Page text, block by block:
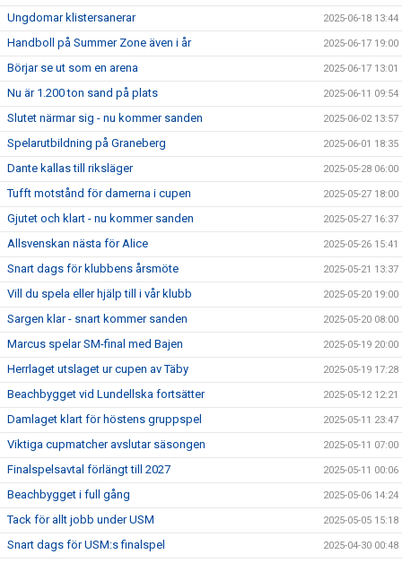
Ungdomar klistersanerar 2025-06-18 13:44
Handboll på Summer Zone även i år 2025-06-17 19:00
Börjar se ut som en arena 2025-06-17 13:01
Nu är 1.200 ton sand på plats 2025-06-11 09:54
Slutet närmar sig - nu kommer sanden 2025-06-02 13:57
Spelarutbildning på Graneberg 2025-06-01 18:35
Dante kallas till riksläger 2025-05-28 06:00
Tufft motstånd för damerna i cupen 2025-05-27 18:00
Gjutet och klart - nu kommer sanden 2025-05-27 16:37
Allsvenskan nästa för Alice 2025-05-26 15:41
Snart dags för klubbens årsmöte 2025-05-21 13:37
Vill du spela eller hjälp till i vår klubb 2025-05-20 19:00
Sargen klar - snart kommer sanden 2025-05-20 08:00
Marcus spelar SM-final med Bajen 2025-05-19 20:00
Herrlaget utslaget ur cupen av Täby 2025-05-19 17:28
Beachbygget vid Lundellska fortsätter 2025-05-12 12:21
Damlaget klart för höstens gruppspel 2025-05-11 23:47
Viktiga cupmatcher avslutar säsongen 2025-05-11 07:00
Finalspelsavtal förlängt till 2027 2025-05-11 00:06
Beachbygget i full gång 2025-05-06 14:24
Tack för allt jobb under USM 2025-05-05 15:18
Snart dags för USM:s finalspel 2025-04-30 00:48